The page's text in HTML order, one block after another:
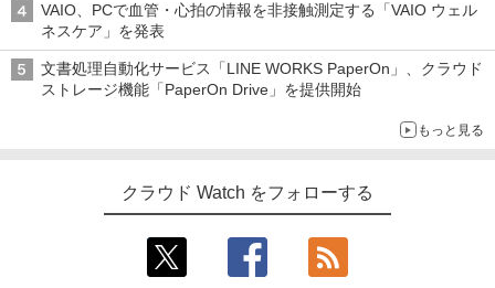
VAIO、PCで血管・心拍の情報を非接触測定する「VAIO ウェル
ネスケア」を発表
文書処理自動化サービス「LINE WORKS PaperOn」、クラウド
ストレージ機能「PaperOn Drive」を提供開始
もっと見る
クラウド Watch をフォローする